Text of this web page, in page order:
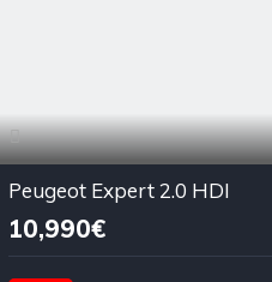
Peugeot Expert 2.0 HDI
10,990€